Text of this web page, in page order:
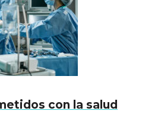
con la salud